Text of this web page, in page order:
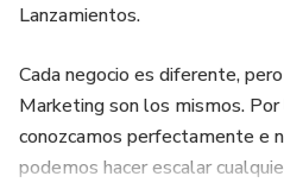
Lanzamientos.
Cada negocio es diferente,
Marketing son los mismos.
conozcamos perfectamente e
podemos hacer escalar